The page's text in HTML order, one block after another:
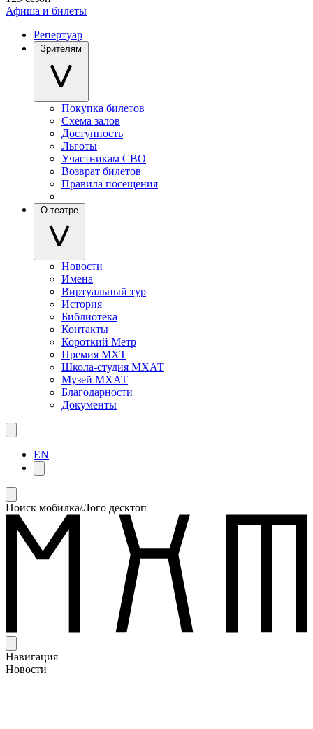
Афиша и билеты
Репертуар
Зрителям
Покупка билетов
Схема залов
Доступность
Льготы
Участникам СВО
Возврат билетов
Правила посещения
О театре
Новости
Имена
Виртуальный тур
История
Библиотека
Контакты
Короткий Метр
Премия МХТ
Школа-студия МХАТ
Музей МХАТ
Благодарности
Документы
EN
Поиск мобилка/Лого десктоп
Навигация
Новости